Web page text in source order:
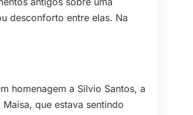
desconforto entre elas. Na
homenagem a Silvio Santos, a
que estava sentindo